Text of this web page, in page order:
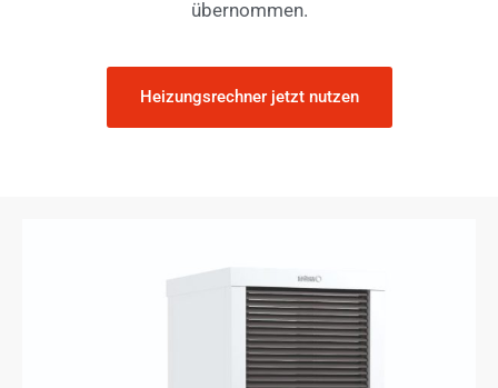
übernommen.
Heizungsrechner jetzt nutzen